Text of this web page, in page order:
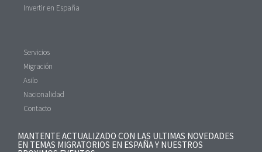
Invertir en España
Servicios
Migración
Asilo
Nacionalidad
Contacto
MANTENTE ACTUALIZADO CON LAS ULTIMAS NOVEDADES
EN TEMAS MIGRATORIOS EN ESPAÑA Y NUESTROS